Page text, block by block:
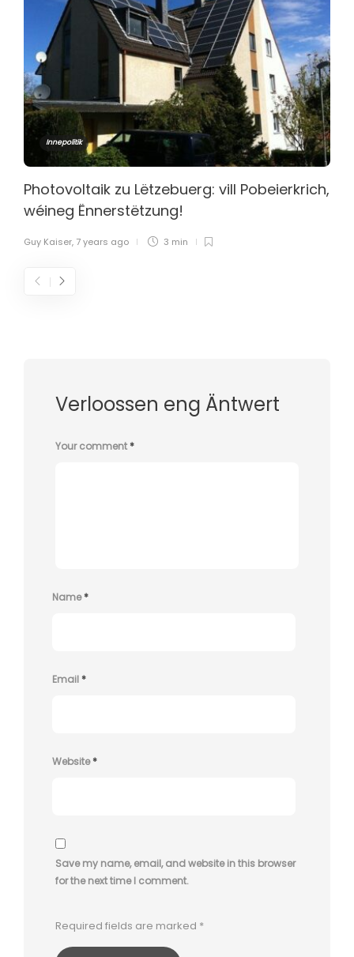
Innepolitik
Photovoltaik zu Lëtzebuerg: vill Pobeierkrich,
wéineg Ënnerstëtzung!
Guy Kaiser, 7 years ago 3 min
Verloossen eng Äntwert
Your comment*
Name*
Email*
Website*
Save my name, email, and website in this browser
for the next time I comment.
Required fields are marked *